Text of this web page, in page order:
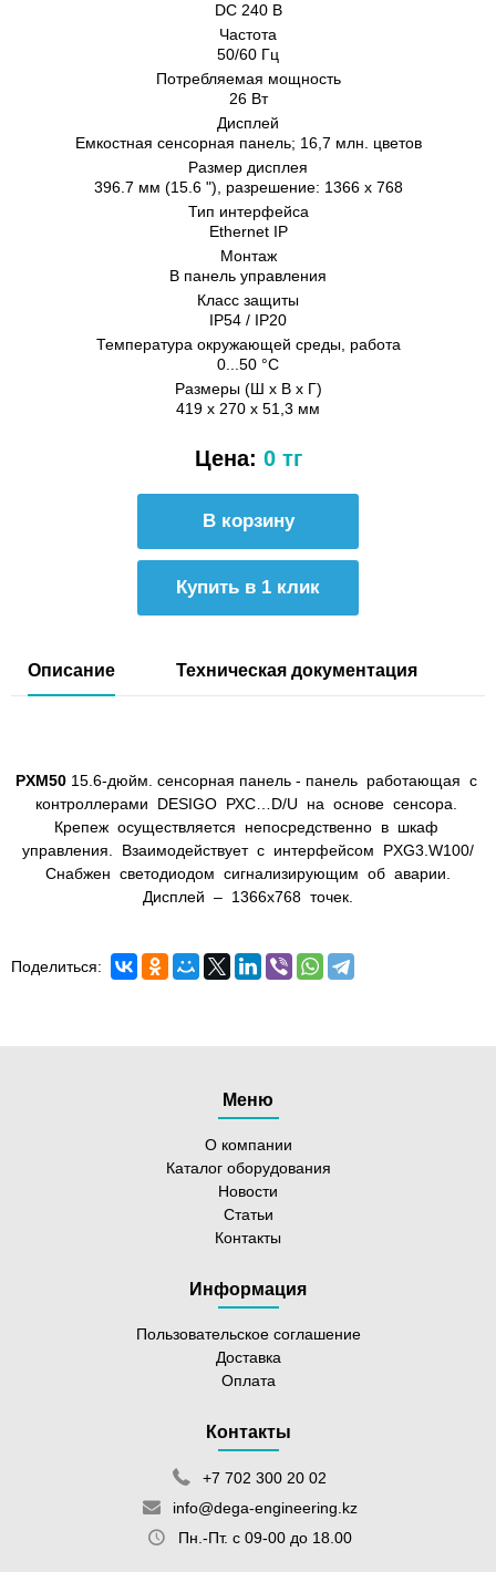
DС 240 В
Частота
50/60 Гц
Потребляемая мощность
26 Вт
Дисплей
Емкостная сенсорная панель; 16,7 млн. цветов
Размер дисплея
396.7 мм (15.6 "), разрешение: 1366 x 768
Тип интерфейса
Ethernet IP
Монтаж
В панель управления
Класс защиты
IP54 / IP20
Температура окружающей среды, работа
0...50 °C
Размеры (Ш х В х Г)
419 x 270 x 51,3 мм
Цена: 0 тг
Купить в 1 клик
Описание Техническая документация
PXM5015.6-дюйм. сенсорная панель - панель работающая с
контроллерами DESIGO РХС…D/U на основе сенсора.
Крепеж осуществляется непосредственно в шкаф
управления. Взаимодействует с интерфейсом PXG3.W100/
Снабжен светодиодом сигнализирующим об аварии.
Дисплей – 1366х768 точек.
Поделиться:
Меню
О компании
Каталог оборудования
Новости
Статьи
Контакты
Информация
Пользовательское соглашение
Доставка
Оплата
Контакты
+7 702 300 20 02
info@dega-engineering.kz
Пн.-Пт. с 09-00 до 18.00